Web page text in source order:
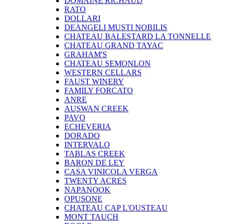
RATO
DOLLARI
DEANGELI MUSTI NOBILIS
CHATEAU BALESTARD LA TONNELLE
CHATEAU GRAND TAYAC
GRAHAM'S
CHATEAU SEMONLON
WESTERN CELLARS
FAUST WINERY
FAMILY FORCATO
ANRE
AUSWAN CREEK
PAVO
ECHEVERIA
DORADO
INTERVALO
TABLAS CREEK
BARON DE LEY
CASA VINICOLA VERGA
TWENTY ACRES
NAPANOOK
OPUSONE
CHATEAU CAP L'OUSTEAU
MONT TAUCH